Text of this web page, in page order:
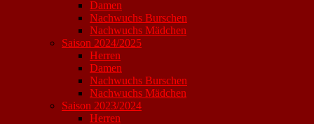
Damen
Nachwuchs Burschen
Nachwuchs Mädchen
Saison 2024/2025
Herren
Damen
Nachwuchs Burschen
Nachwuchs Mädchen
Saison 2023/2024
Herren